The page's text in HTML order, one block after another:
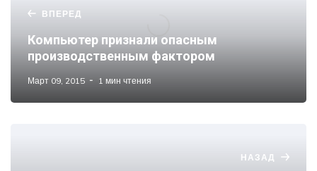
ВПЕРЕД
Компьютер признали опасным
производственным фактором
Март 09, 2015 1 мин чтения
НАЗАД